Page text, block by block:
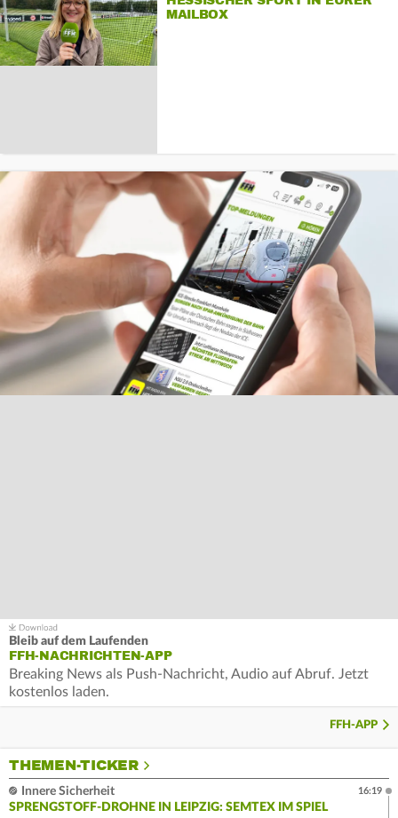
MAILBOX
Bleib auf dem Laufenden
FFH-NACHRICHTEN-APP
Breaking News als Push-Nachricht, Audio auf Abruf. Jetzt
kostenlos laden.
FFH-APP
THEMEN-TICKER
Innere Sicherheit
SPRENGSTOFF-DROHNE IN LEIPZIG: SEMTEX IM SPIEL
16:19